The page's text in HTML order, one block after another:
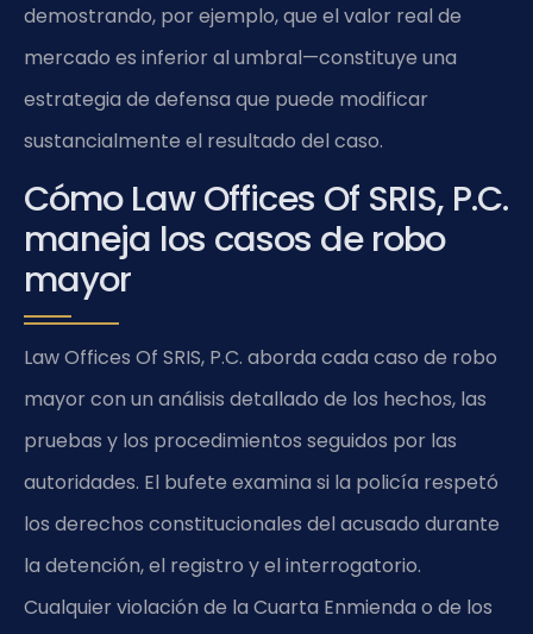
demostrando, por ejemplo, que el valor real de
mercado es inferior al umbral—constituye una
estrategia de defensa que puede modificar
sustancialmente el resultado del caso.
Cómo Law Offices Of SRIS, P.C.
maneja los casos de robo
mayor
Law Offices Of SRIS, P.C. aborda cada caso de robo
mayor con un análisis detallado de los hechos, las
pruebas y los procedimientos seguidos por las
autoridades. El bufete examina si la policía respetó
los derechos constitucionales del acusado durante
la detención, el registro y el interrogatorio.
Cualquier violación de la Cuarta Enmienda o de los